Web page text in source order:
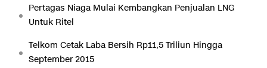
Pertagas Niaga Mulai Kembangkan Penjualan LNG
Untuk Ritel
Telkom Cetak Laba Bersih Rp11,5 Triliun Hingga
September 2015